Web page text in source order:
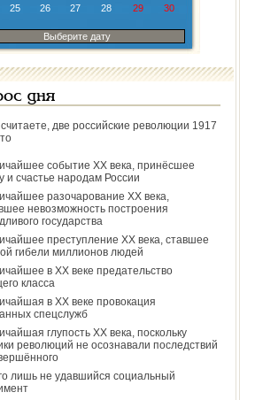
25 26 27 28 29
30
Выберите дату
дня
две российские революции 1917
событие ХХ века, принёсшее
и счастье народам России
разочарование ХХ века,
невозможность построения
государства
преступление ХХ века, ставшее
гибели миллионов людей
в ХХ веке предательство
класса
в ХХ веке провокация
спецслужб
глупость ХХ века, поскольку
революций не осознавали последствий
лишь не удавшийся социальный